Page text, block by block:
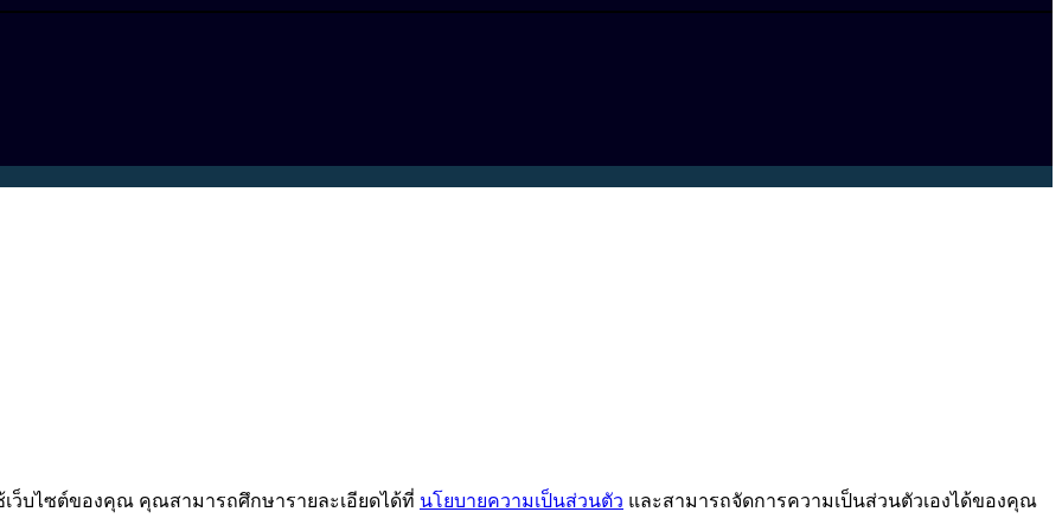
ว็บไซต์ของคุณ คุณสามารถศึกษารายละเอียดได้ที่ นโยบายความเป็นส่วนตัว และสามารถจัดการความเป็นส่วนตัวเองได้ของคุณ